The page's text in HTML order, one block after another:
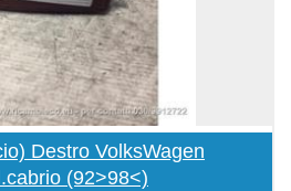
Destro VolksWagen
(92>98<)